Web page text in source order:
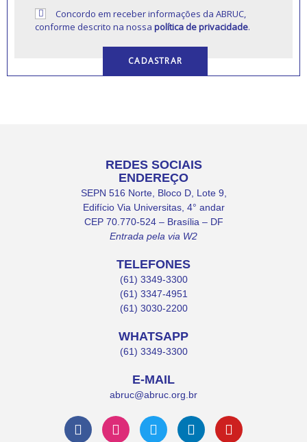
Concordo em receber informações da ABRUC,
conforme descrito na nossapolítica de privacidade.
REDES SOCIAIS
ENDEREÇO
SEPN 516 Norte, Bloco D, Lote 9,
Edifício Via Universitas, 4° andar
CEP 70.770-524 – Brasília – DF
Entrada pela via W2
TELEFONES
(61) 3349-3300
(61) 3347-4951
(61) 3030-2200
WHATSAPP
(61) 3349-3300
E-MAIL
abruc@abruc.org.br